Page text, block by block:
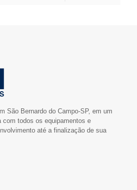
São Bernardo do Campo-SP, em um
com todos os equipamentos e
até a finalização de sua